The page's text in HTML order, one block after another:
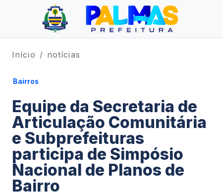
Início notícias
Bairros
Equipe da Secretaria de
Articulação Comunitária
e Subprefeituras
participa de Simpósio
Nacional de Planos de
Bairro